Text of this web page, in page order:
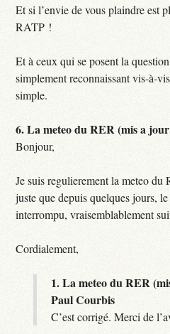
Et si l’envie de vous plaindre est
RATP !
Et à ceux qui se posent la
simplement reconnaissant vis-à-
simple.
6.La meteo du RER (mis a
Bonjour,
Je suis regulierement la meteo
juste que depuis quelques jours,
interrompu, vraisemblablement
Cordialement,
1.La meteo du RER
Paul Courbis
C’est corrigé. Merci de